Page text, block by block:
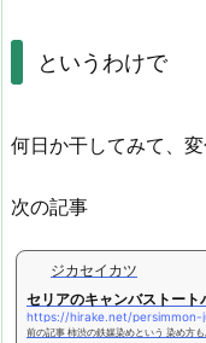
というわけで
何日か干してみて、
次の記事
ジカセイカツ
セリアのキャンバストー
https://hirake.net/persimmon-
前の記事 柿渋の鉄媒染めという 染め方